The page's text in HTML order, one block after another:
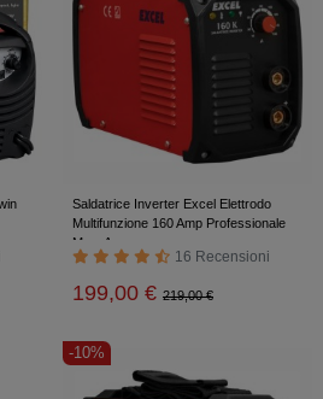
Saldatrice Inverter Excel Elettrodo
Multifunzione 160 Amp Professionale
Mma Arco
16 Recensioni
199,00 € 219,00 €
-10%